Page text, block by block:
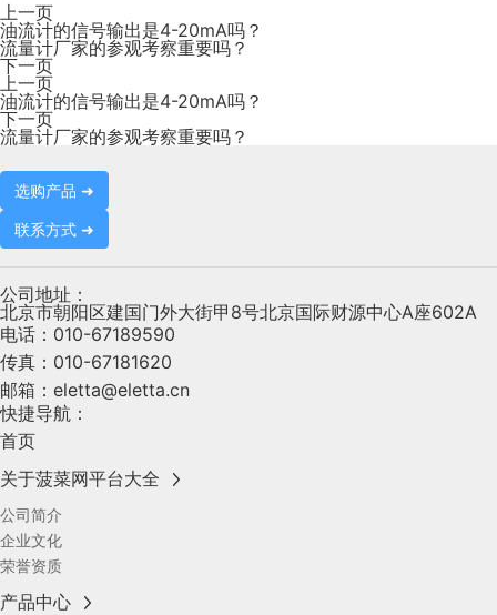
上一页
油流计的信号输出是4-20mA吗？
流量计厂家的参观考察重要吗？
下一页
上一页
油流计的信号输出是4-20mA吗？
下一页
流量计厂家的参观考察重要吗？
选购产品 ➜
联系方式 ➜
公司地址：
北京市朝阳区建国门外大街甲8号北京国际财源中心A座602A
电话： 010-67189590
传真： 010-67181620
邮箱： eletta@eletta.cn
快捷导航：
首页
关于菠菜网平台大全
公司简介
企业文化
荣誉资质
产品中心